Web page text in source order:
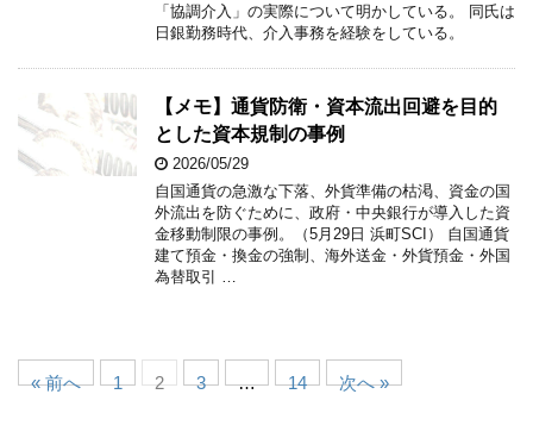
「協調介入」の実際について明かしている。 同氏は
日銀勤務時代、介入事務を経験をしている。
【メモ】通貨防衛・資本流出回避を目的
とした資本規制の事例
2026/05/29
自国通貨の急激な下落、外貨準備の枯渇、資金の国
外流出を防ぐために、政府・中央銀行が導入した資
金移動制限の事例。（5月29日 浜町SCI） 自国通貨
建て預金・換金の強制、海外送金・外貨預金・外国
為替取引 …
« 前へ 1 2 3 … 14 次へ »